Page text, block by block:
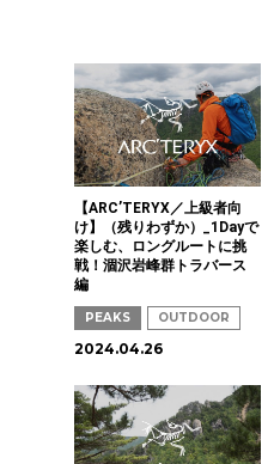
【ARC’TERYX／上級者向
け】（残りわずか）_1Dayで
楽しむ、ロングルートに挑
戦！涸沢岩峰群トラバース
編
PEAKS OUTDOOR
2024.04.26